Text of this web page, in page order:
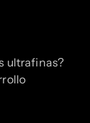
ultrafinas?